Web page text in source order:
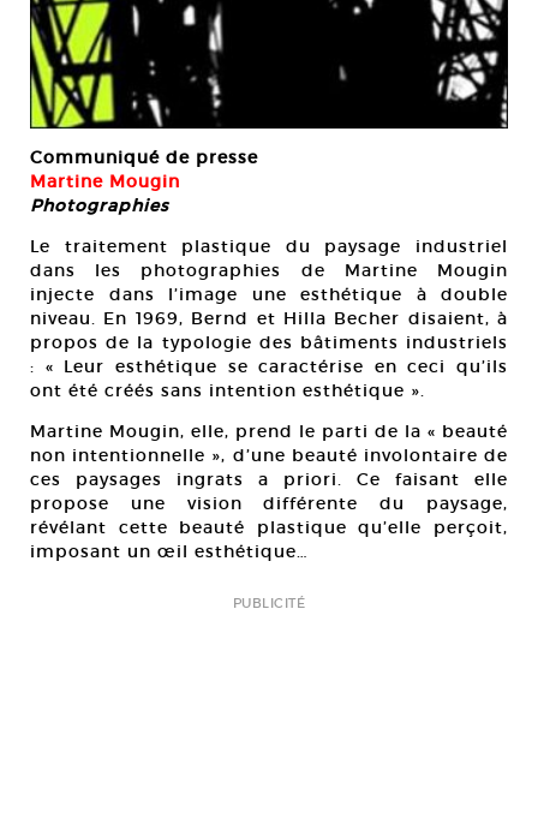
Communiqué de presse
Martine Mougin
Photographies
Le traitement plastique du paysage industriel
dans les photographies de Martine Mougin
injecte dans l’image une esthétique à double
niveau. En 1969, Bernd et Hilla Becher disaient, à
propos de la typologie des bâtiments industriels
: « Leur esthétique se caractérise en ceci qu’ils
ont été créés sans intention esthétique ».
Martine Mougin, elle, prend le parti de la « beauté
non intentionnelle », d’une beauté involontaire de
ces paysages ingrats a priori. Ce faisant elle
propose une vision différente du paysage,
révélant cette beauté plastique qu’elle perçoit,
imposant un œil esthétique…
PUBLICITÉ